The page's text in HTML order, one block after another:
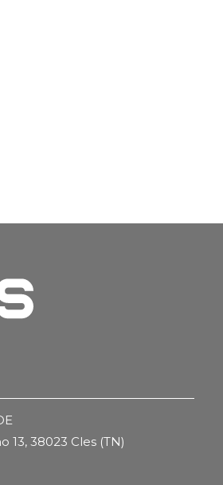
13, 38023 Cles (TN)